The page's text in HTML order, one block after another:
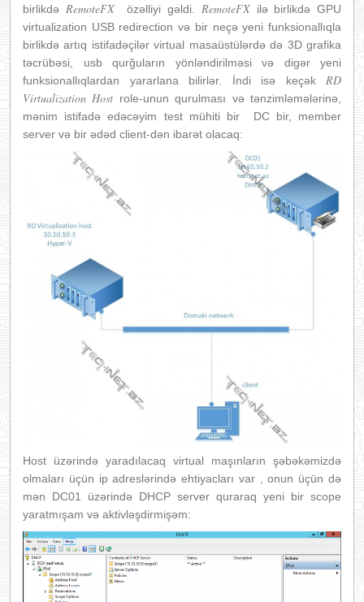
birlikdə RemoteFXözəlliyi gəldi. RemoteFXilə birlikdə GPU
virtualization USB redirection və bir neçə yeni funksionallıqla
birlikdə artıq istifadəçilər virtual masaüstülərdə də 3D grafika
təcrübəsi, usb qurğuların yönləndirilməsi və digər yeni
funksionallıqlardan yararlana bilirlər. İndi isə keçək RD
Virtualization Host role-unun qurulması və tənzimləmələrinə,
mənim istifadə edəcəyim test mühiti bir DC bir, member
server və bir ədəd client-dən ibarət olacaq:
Host üzərində yaradılacaq virtual maşınların şəbəkəmizdə
olmaları üçün ip adreslərində ehtiyacları var , onun üçün də
mən DC01 üzərində DHCP server quraraq yeni bir scope
yaratmışam və aktivləşdirmişəm: